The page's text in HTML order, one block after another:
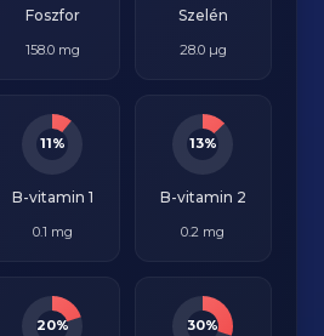
Foszfor
158.0 mg
Szelén
28.0 µg
11%
B-vitamin 1
0.1 mg
13%
B-vitamin 2
0.2 mg
20% 30%